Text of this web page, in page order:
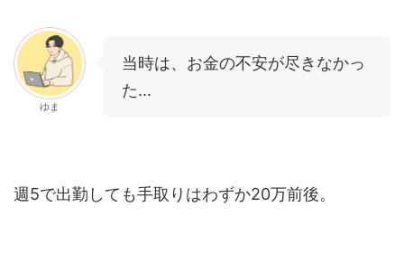
ゆま
当時は、お金の不安が尽きなかっ
た...
週5で出勤しても手取りはわずか20万前後。